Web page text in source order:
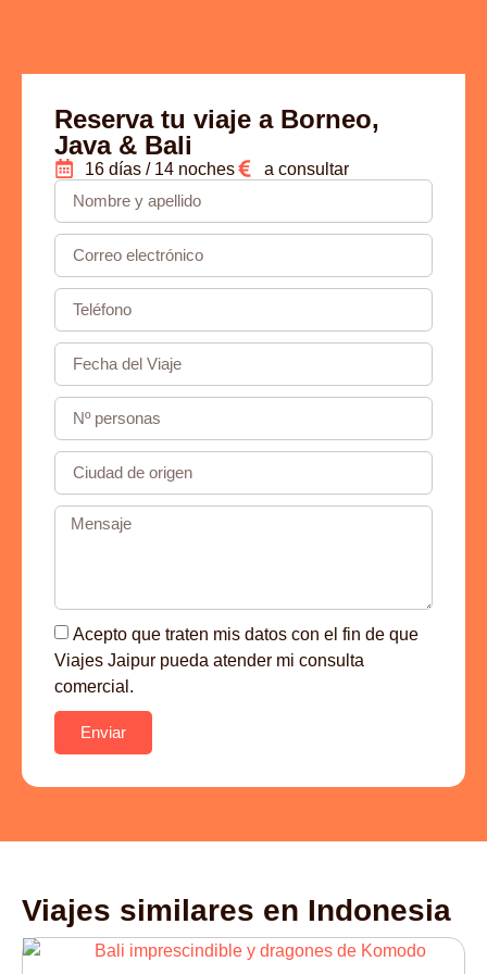
Reserva tu viaje a Borneo,
Java & Bali
16 días / 14 noches a consultar
Acepto que traten mis datos con el fin de que
Viajes Jaipur pueda atender mi consulta
comercial.
Enviar
Viajes similares en Indonesia